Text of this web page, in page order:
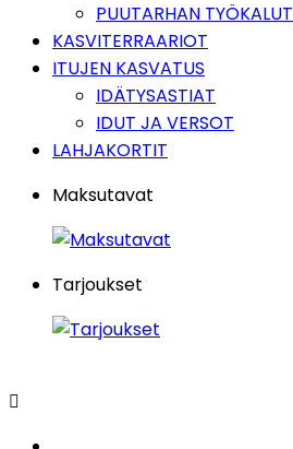
PUUTARHAN TYÖKALUT
KASVITERRAARIOT
ITUJEN KASVATUS
IDÄTYSASTIAT
IDUT JA VERSOT
LAHJAKORTIT
Maksutavat
Tarjoukset
